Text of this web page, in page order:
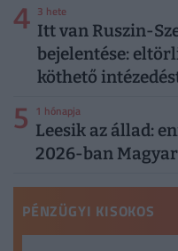
4 3 hete
Itt van Ruszin-
bejelentése:
köthető
5 1 hónapja
Leesik az állad:
2026-ban
PÉNZÜGYI KISOKOS